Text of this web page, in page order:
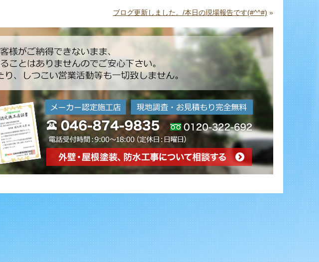
ブログ更新しました。/本日の現場報告です(#^^#) »